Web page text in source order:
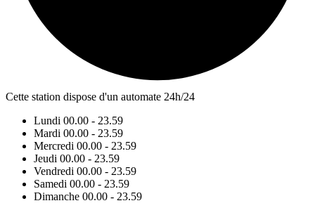
Cette station dispose d'un automate 24h/24
Lundi 00.00 - 23.59
Mardi 00.00 - 23.59
Mercredi 00.00 - 23.59
Jeudi 00.00 - 23.59
Vendredi 00.00 - 23.59
Samedi 00.00 - 23.59
Dimanche 00.00 - 23.59